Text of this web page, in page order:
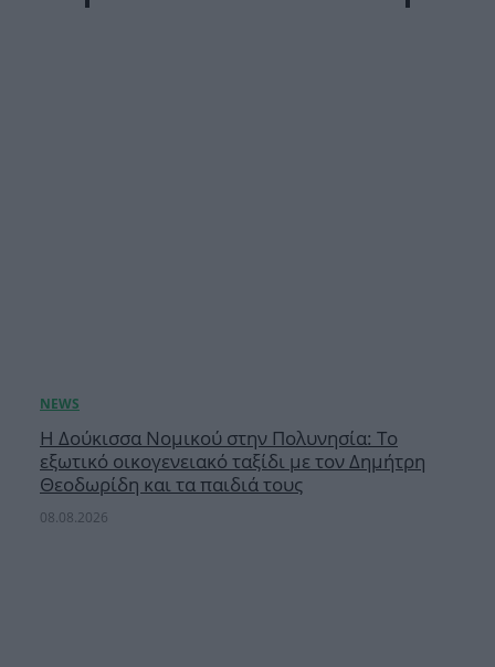
Η Δούκισσα Νομικού στην Πολυνησία: Το
εξωτικό οικογενειακό ταξίδι με τον Δημήτρη
Θεοδωρίδη και τα παιδιά τους
08.08.2026